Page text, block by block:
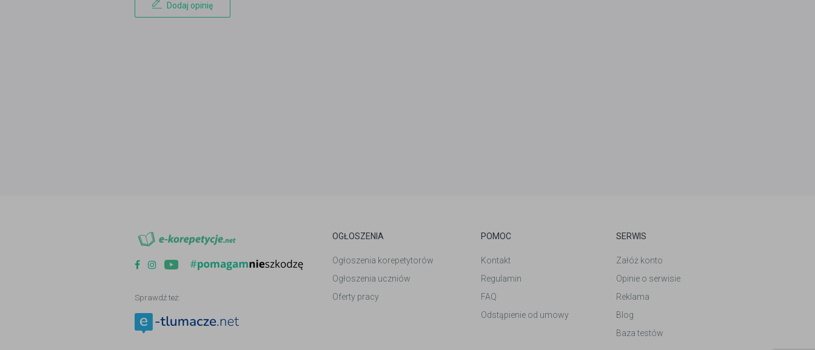
Dodaj opinię
Sprawdź też:
OGŁOSZENIA
Ogłoszenia korepetytorów
Ogłoszenia uczniów
Oferty pracy
POMOC
Kontakt
Regulamin
FAQ
Odstąpienie od umowy
SERWIS
Załóż konto
Opinie o serwisie
Reklama
Blog
Baza testów